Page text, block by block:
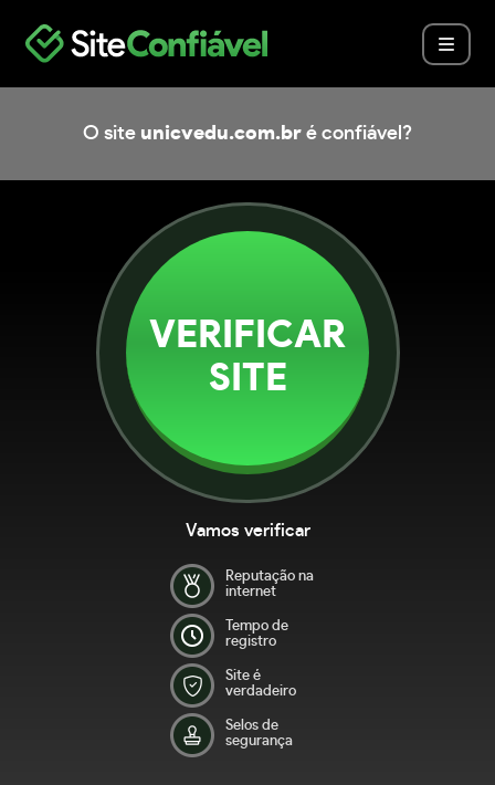
O site unicvedu.com.br é confiável?
VERIFICAR
SITE
Vamos verificar
Reputação na
internet
Tempo de
registro
Site é
verdadeiro
Selos de
segurança